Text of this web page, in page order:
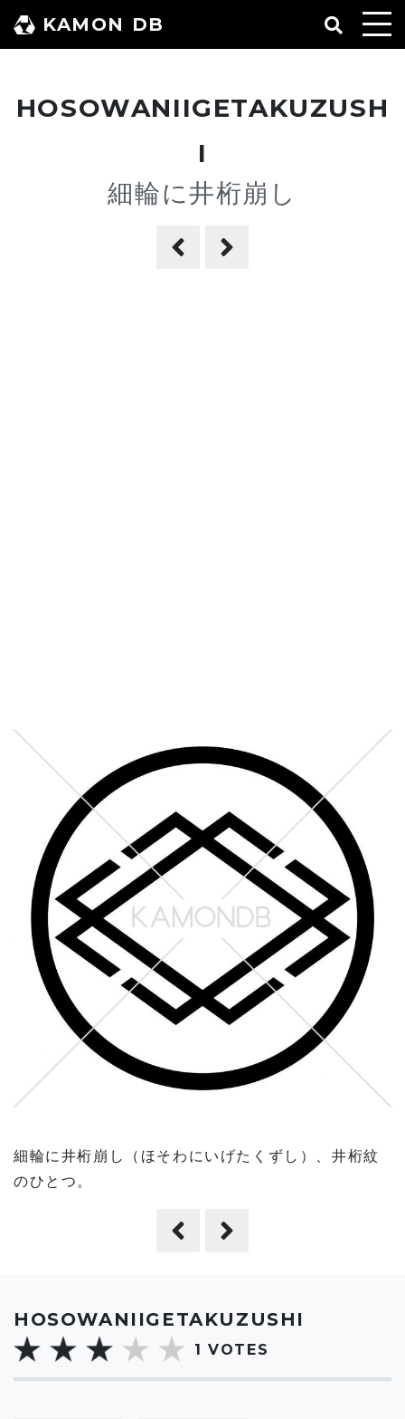
ン
KAMON DB
HOSOWANIIGETAKUZUSH
I
細輪に井桁崩し
HOSOWANIIGETAKUZUSHI
1 VOTES
細輪に井桁崩し（ほそわにいげたくずし）、井桁紋
のひとつ。